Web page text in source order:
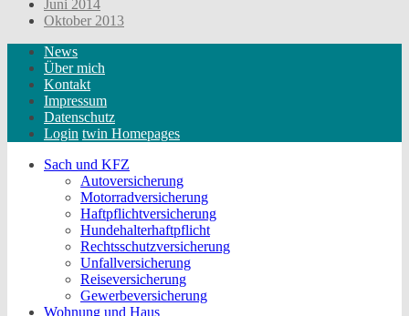
Juni 2014
Oktober 2013
News
Über mich
Kontakt
Impressum
Datenschutz
Login twin Homepages
Sach und KFZ
Autoversicherung
Motorradversicherung
Haftpflichtversicherung
Hundehalterhaftpflicht
Rechtsschutzversicherung
Unfallversicherung
Reiseversicherung
Gewerbeversicherung
Wohnung und Haus